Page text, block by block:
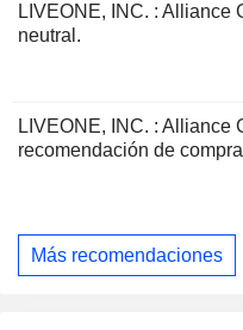
LIVEONE, INC. : Alliance
neutral.
LIVEONE, INC. : Alliance
recomendación de compra
Más recomendaciones